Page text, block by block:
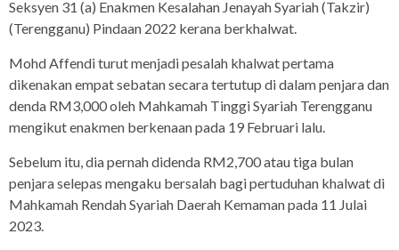
Seksyen 31 (a) Enakmen Kesalahan Jenayah Syariah (Takzir)
(Terengganu) Pindaan 2022 kerana berkhalwat.
Mohd Affendi turut menjadi pesalah khalwat pertama
dikenakan empat sebatan secara tertutup di dalam penjara dan
denda RM3,000 oleh Mahkamah Tinggi Syariah Terengganu
mengikut enakmen berkenaan pada 19 Februari lalu.
Sebelum itu, dia pernah didenda RM2,700 atau tiga bulan
penjara selepas mengaku bersalah bagi pertuduhan khalwat di
Mahkamah Rendah Syariah Daerah Kemaman pada 11 Julai
2023.